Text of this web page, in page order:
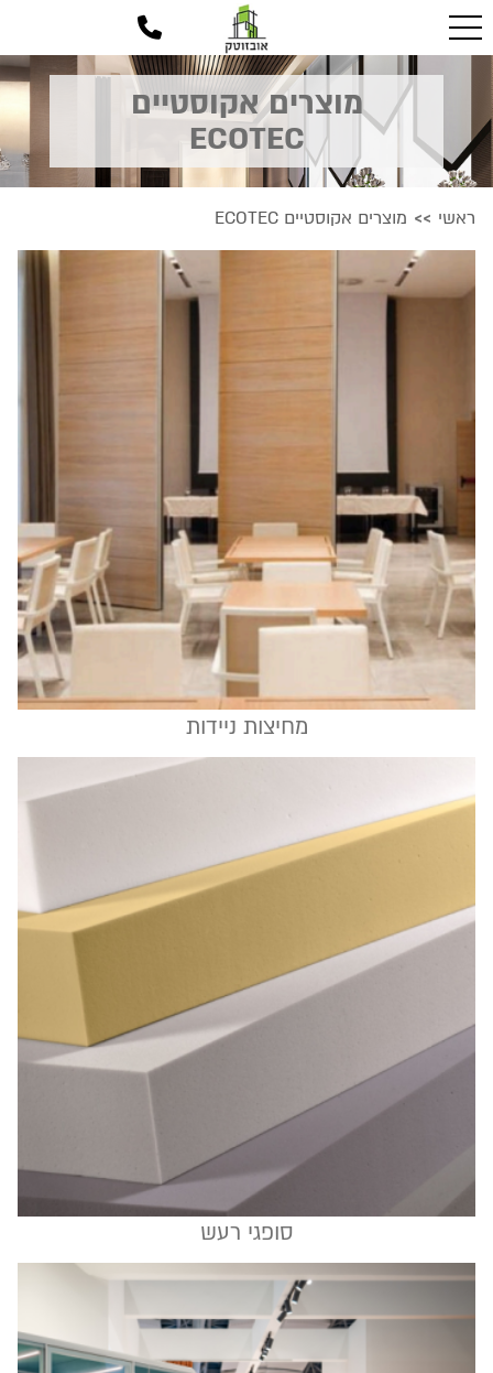
מוצרים אקוסטיים
ECOTEC
ראשי >> מוצרים אקוסטיים ECOTEC
מחיצות ניידות
סופגי רעש